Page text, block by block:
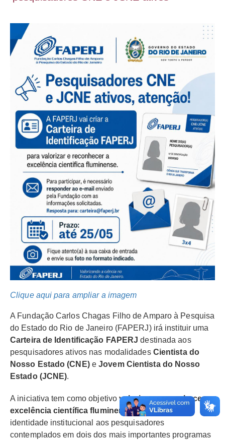
Clique aqui para ampliar a imagem
A Fundação Carlos Chagas Filho de Amparo à Pesquisa
do Estado do Rio de Janeiro (FAPERJ) irá instituir uma
Carteira de Identificação FAPERJ destinada aos
pesquisadores ativos nas modalidades Cientista do
Nosso Estado (CNE)eJovem Cientista do Nosso
Estado (JCNE).
A iniciativa tem como objetivovalorizar e reconhecer a
excelência científica fluminense, conferindo
identidade institucional aos pesquisadores
contemplados em dois dos mais importantes programas